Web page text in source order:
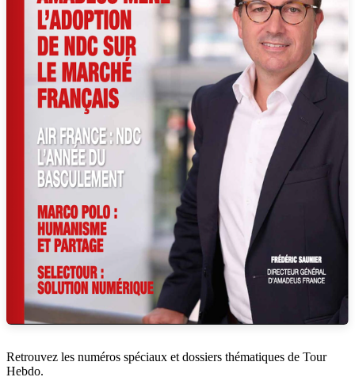
Retrouvez les numéros spéciaux et dossiers thématiques de Tour
Hebdo.